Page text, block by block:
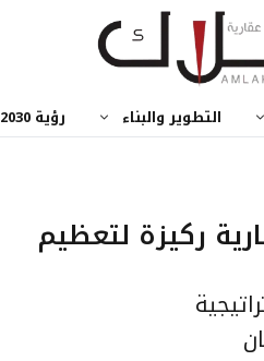
التطوير والبناء رؤية 2030
ركيزة لتعظيم